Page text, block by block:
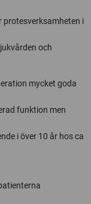
protesverksamheten i
och
mycket goda
funktion men
i över 10 år hos ca